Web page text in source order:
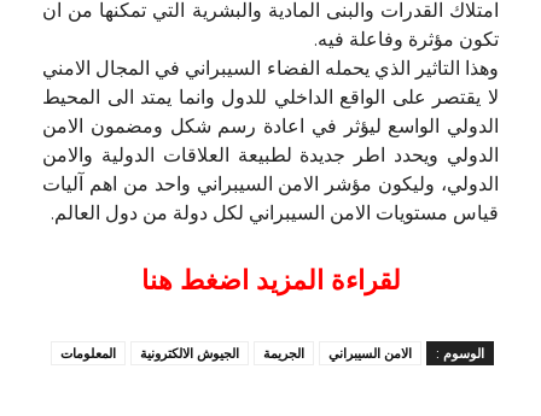
امتلاك القدرات والبنى المادية والبشرية التي تمكنها من ان
تكون مؤثرة وفاعلة فيه.
وهذا التاثير الذي يحمله الفضاء السيبراني في المجال الامني
لا يقتصر على الواقع الداخلي للدول وانما يمتد الى المحيط
الدولي الواسع ليؤثر في اعادة رسم شكل ومضمون الامن
الدولي ويحدد اطر جديدة لطبيعة العلاقات الدولية والامن
الدولي، وليكون مؤشر الامن السيبراني واحد من اهم آليات
قياس مستويات الامن السيبراني لكل دولة من دول العالم.
لقراءة المزيد اضغط هنا
الوسوم : الامن السيبراني الجريمة الجيوش الالكترونية المعلومات